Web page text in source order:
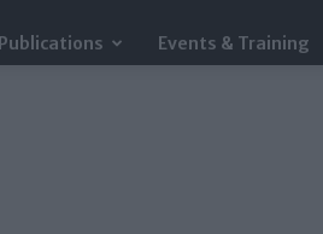
Publications Events & Training